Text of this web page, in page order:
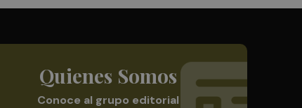
Quienes Somos
Conoce al grupo editorial